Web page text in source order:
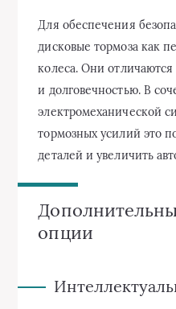
Для обеспечения
дисковые тормоза как
колеса. Они
и долговечностью. В
электромеханической
тормозных усилий это
деталей и увеличить
опции